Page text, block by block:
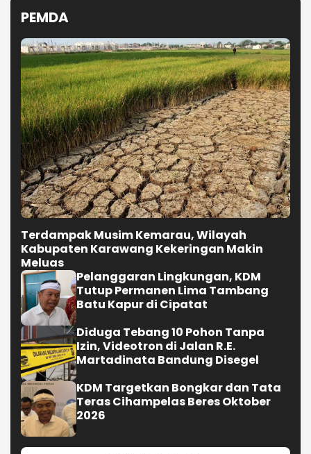
PEMDA
Terdampak Musim Kemarau, Wilayah
Kabupaten Karawang Kekeringan Makin
Meluas
Pelanggaran Lingkungan, KDM
Tutup Permanen Lima Tambang
Batu Kapur di Cipatat
Diduga Tebang 10 Pohon Tanpa
Izin, Videotron di Jalan R.E.
Martadinata Bandung Disegel
KDM Targetkan Bongkar dan Tata
Teras Cihampelas Beres Oktober
2026